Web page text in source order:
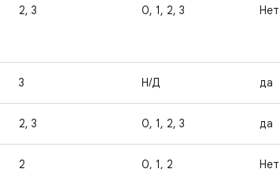
2, 3 0, 1, 2, 3 Нет
3 Н/Д да
2, 3 0, 1, 2, 3 да
2 0, 1, 2 Нет